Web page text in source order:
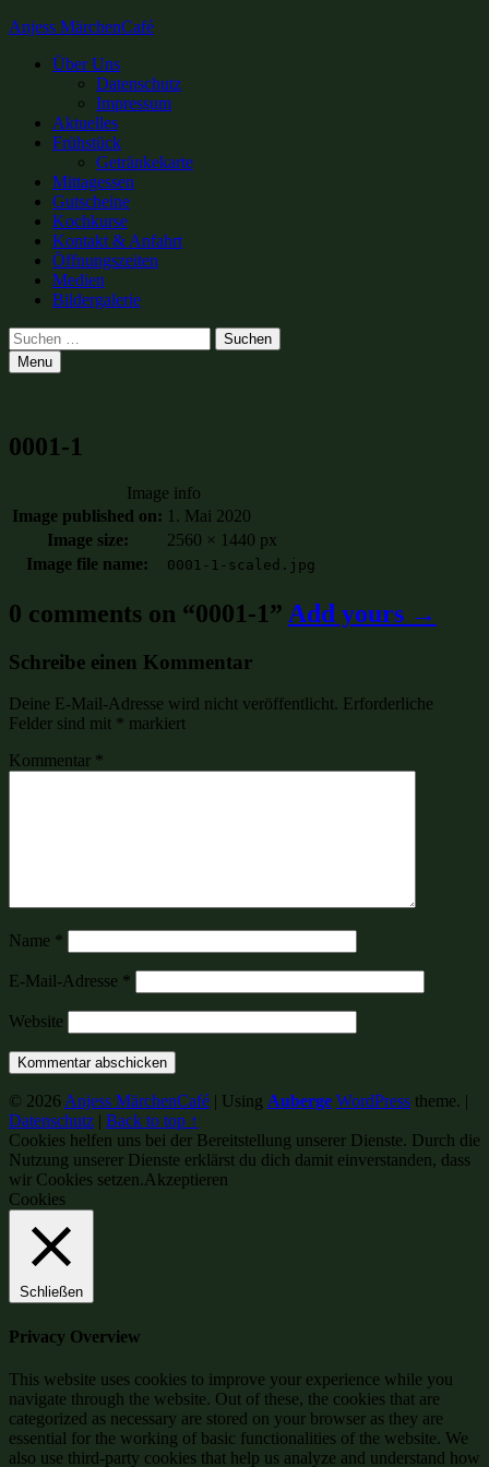
Anjess MärchenCafé
Primary
Über Uns
Datenschutz
Impressum
Aktuelles
Frühstück
Getränkekarte
Mittagessen
Gutscheine
Kochkurse
Kontakt & Anfahrt
Öffnungszeiten
Medien
Bildergalerie
Search
Suchen
nach:
Menu
0001-1
Image info
Image published on: 1. Mai 2020
Image size:
2560 × 1440 px
Image file name:
0001-1-scaled.jpg
0 comments on “0001-1” Add yours →
Schreibe einen Kommentar
Deine E-Mail-Adresse wird nicht veröffentlicht. Erforderliche
Felder sind mit * markiert
Kommentar *
Name *
E-Mail-Adresse *
Website
© 2026 Anjess MärchenCafé | Using Auberge WordPress theme. |
Datenschutz | Back to top ↑
Cookies helfen uns bei der Bereitstellung unserer Dienste. Durch die
Nutzung unserer Dienste erklärst du dich damit einverstanden, dass
wir Cookies setzen.Akzeptieren
Cookies
Schließen
Privacy Overview
This website uses cookies to improve your experience while you
navigate through the website. Out of these, the cookies that are
categorized as necessary are stored on your browser as they are
essential for the working of basic functionalities of the website. We
also use third-party cookies that help us analyze and understand how